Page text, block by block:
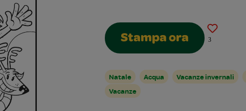
Stampa ora 3
Natale Acqua Vacanze invernali
Vacanze